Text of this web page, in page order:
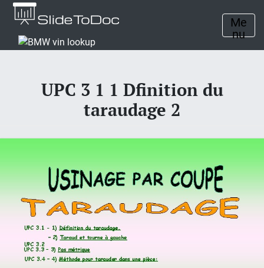
Me
nu
UPC 3 1 1 Dfinition du
taraudage 2